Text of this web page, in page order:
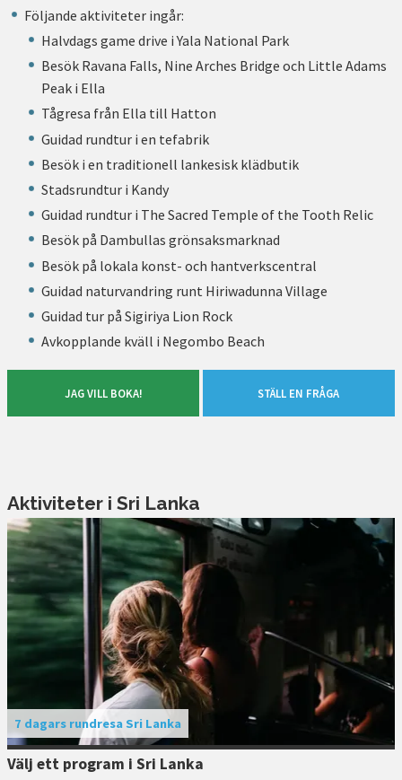
Följande aktiviteter ingår:
Halvdags game drive i Yala National Park
Besök Ravana Falls, Nine Arches Bridge och Little Adams
Peak i Ella
Tågresa från Ella till Hatton
Guidad rundtur i en tefabrik
Besök i en traditionell lankesisk klädbutik
Stadsrundtur i Kandy
Guidad rundtur i The Sacred Temple of the Tooth Relic
Besök på Dambullas grönsaksmarknad
Besök på lokala konst- och hantverkscentral
Guidad naturvandring runt Hiriwadunna Village
Guidad tur på Sigiriya Lion Rock
Avkopplande kväll i Negombo Beach
JAG VILL BOKA! STÄLL EN FRÅGA
Aktiviteter i Sri Lanka
7 dagars rundresa Sri Lanka
Välj ett program i Sri Lanka